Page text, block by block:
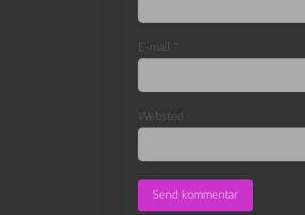
E-mail *
Websted